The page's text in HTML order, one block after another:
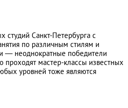
Санкт-Петербурга с
по различным стилям и
— неоднократные победители
проходят мастер-классы известных
уровней тоже являются